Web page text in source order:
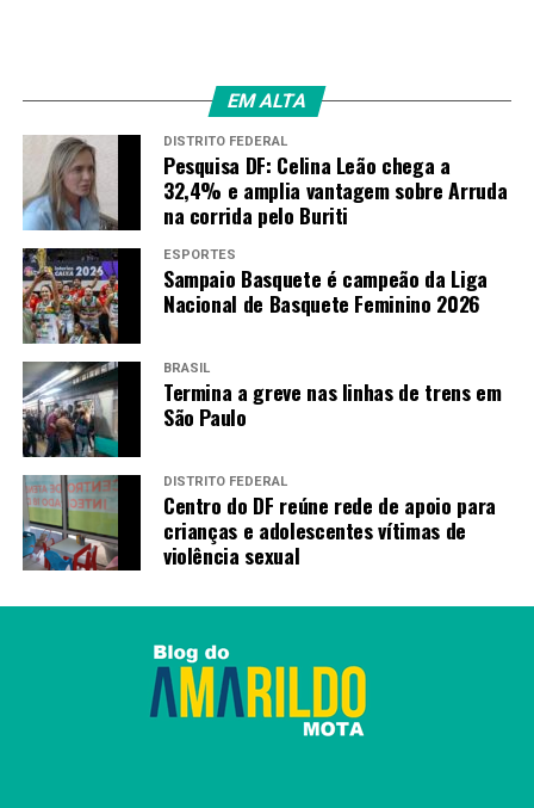
EM ALTA
DISTRITO FEDERAL
Pesquisa DF: Celina Leão chega a
32,4% e amplia vantagem sobre Arruda
na corrida pelo Buriti
ESPORTES
Sampaio Basquete é campeão da Liga
Nacional de Basquete Feminino 2026
BRASIL
Termina a greve nas linhas de trens em
São Paulo
DISTRITO FEDERAL
Centro do DF reúne rede de apoio para
crianças e adolescentes vítimas de
violência sexual